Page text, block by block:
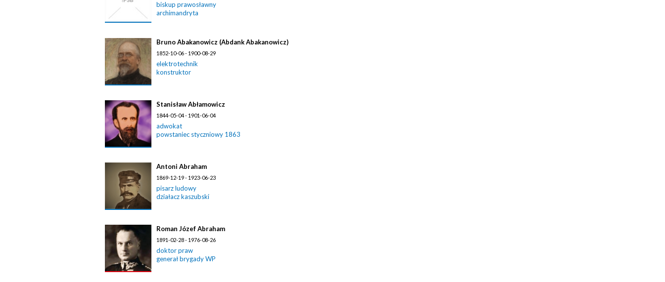
biskup prawosławny
archimandryta
Bruno Abakanowicz (Abdank Abakanowicz)
1852-10-06 - 1900-08-29
elektrotechnik
konstruktor
Stanisław Abłamowicz
1844-05-04 - 1901-06-04
adwokat
powstaniec styczniowy 1863
Antoni Abraham
1869-12-19 - 1923-06-23
pisarz ludowy
działacz kaszubski
Roman Józef Abraham
1891-02-28 - 1976-08-26
doktor praw
generał brygady WP